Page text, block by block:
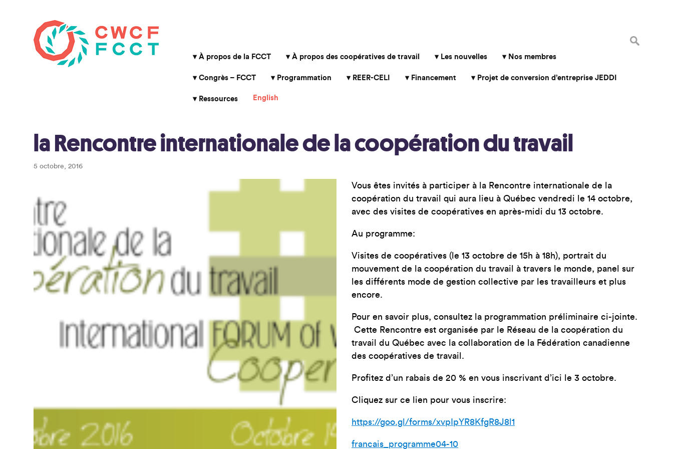
Rechercher
À propos de la FCCT À propos des coopératives de travail Les nouvelles Nos membres
Congrès – FCCT Programmation REER-CELI Financement Projet de conversion d’entreprise JEDDI
Ressources English
la Rencontre internationale de la coopération du travail
5 octobre, 2016
Vous êtes invités à participer à la Rencontre internationale de la
coopération du travail qui aura lieu à Québec vendredi le 14 octobre,
avec des visites de coopératives en après-midi du 13 octobre.
Au programme:
Visites de coopératives (le 13 octobre de 15h à 18h), portrait du
mouvement de la coopération du travail à travers le monde, panel sur
les différents mode de gestion collective par les travailleurs et plus
encore.
Pour en savoir plus, consultez la programmation préliminaire ci-jointe.
Cette Rencontre est organisée par le Réseau de la coopération du
travail du Québec avec la collaboration de la Fédération canadienne
des coopératives de travail.
Profitez d’un rabais de 20 % en vous inscrivant d’ici le 3 octobre.
Cliquez sur ce lien pour vous inscrire:
https://goo.gl/forms/xvpIpYR8KfgR8J8l1
francais_programme04-10